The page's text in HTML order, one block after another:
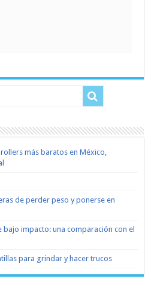
más baratos en México,
de perder peso y ponerse en
bajo impacto: una comparación con el
para grindar y hacer trucos